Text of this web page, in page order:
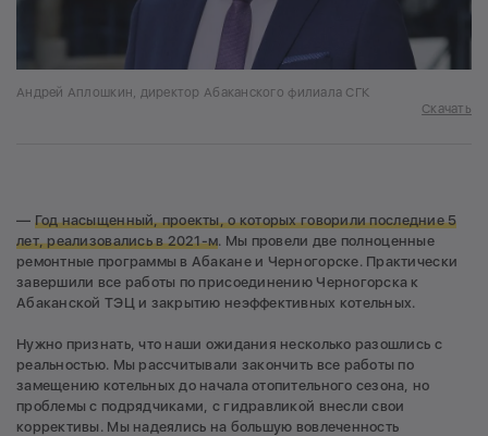
Андрей Аплошкин, директор Абаканского филиала СГК
Скачать
— Год насыщенный, проекты, о которых говорили последние 5
лет, реализовались в 2021-м. Мы провели две полноценные
ремонтные программы в Абакане и Черногорске. Практически
завершили все работы по присоединению Черногорска к
Абаканской ТЭЦ и закрытию неэффективных котельных.
Нужно признать, что наши ожидания несколько разошлись с
реальностью. Мы рассчитывали закончить все работы по
замещению котельных до начала отопительного сезона, но
проблемы с подрядчиками, с гидравликой внесли свои
коррективы. Мы надеялись на большую вовлеченность